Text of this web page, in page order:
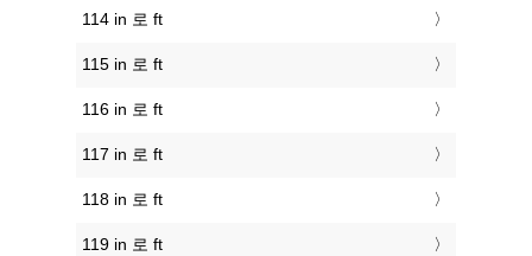
114 in 로 ft
115 in 로 ft
116 in 로 ft
117 in 로 ft
118 in 로 ft
119 in 로 ft